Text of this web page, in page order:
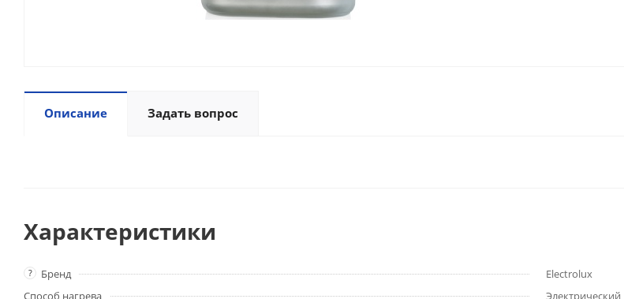
Описание Задать вопрос
Характеристики
? Бренд
Electrolux
Способ нагрева
Электрический